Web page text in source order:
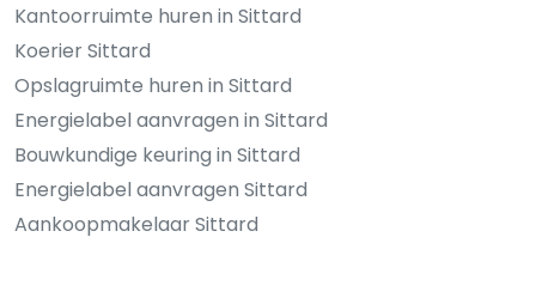
Kantoorruimte huren in Sittard
Koerier Sittard
Opslagruimte huren in Sittard
Energielabel aanvragen in Sittard
Bouwkundige keuring in Sittard
Energielabel aanvragen Sittard
Aankoopmakelaar Sittard